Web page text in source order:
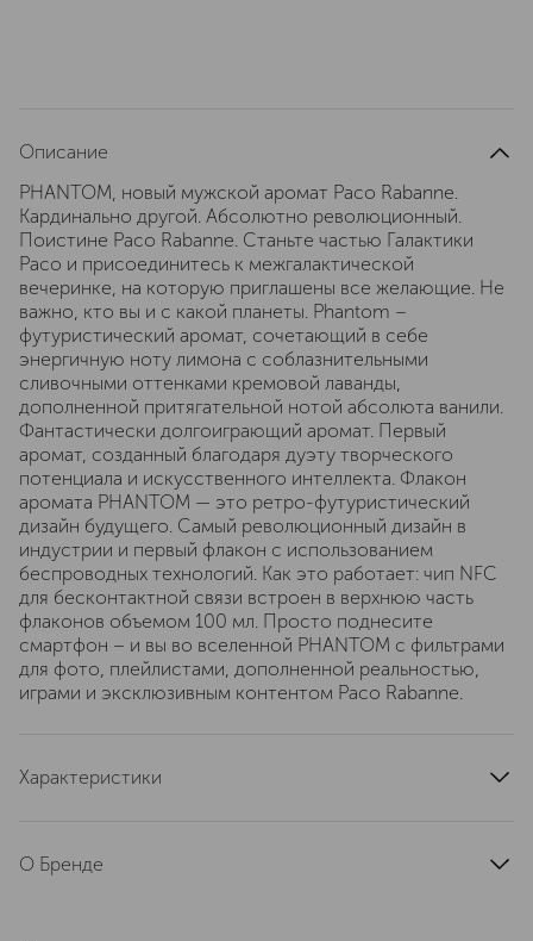
Описание
PHANTOM, новый мужской аромат Paco Rabanne.
Кардинально другой. Абсолютно революционный.
Поистине Paco Rabanne. Станьте частью Галактики
Paco и присоединитесь к межгалактической
вечеринке, на которую приглашены все желающие. Не
важно, кто вы и с какой планеты. Phantom –
футуристический аромат, сочетающий в себе
энергичную ноту лимона с соблазнительными
сливочными оттенками кремовой лаванды,
дополненной притягательной нотой абсолюта ванили.
Фантастически долгоиграющий аромат. Первый
аромат, созданный благодаря дуэту творческого
потенциала и искусственного интеллекта. Флакон
аромата PHANTOM — это ретро-футуристический
дизайн будущего. Самый революционный дизайн в
индустрии и первый флакон с использованием
беспроводных технологий. Как это работает: чип NFC
для бесконтактной связи встроен в верхнюю часть
флаконов объемом 100 мл. Просто поднесите
смартфон – и вы во вселенной PHANTOM с фильтрами
для фото, плейлистами, дополненной реальностью,
играми и эксклюзивным контентом Paco Rabanne.
Характеристики
страна производства
О Бренде